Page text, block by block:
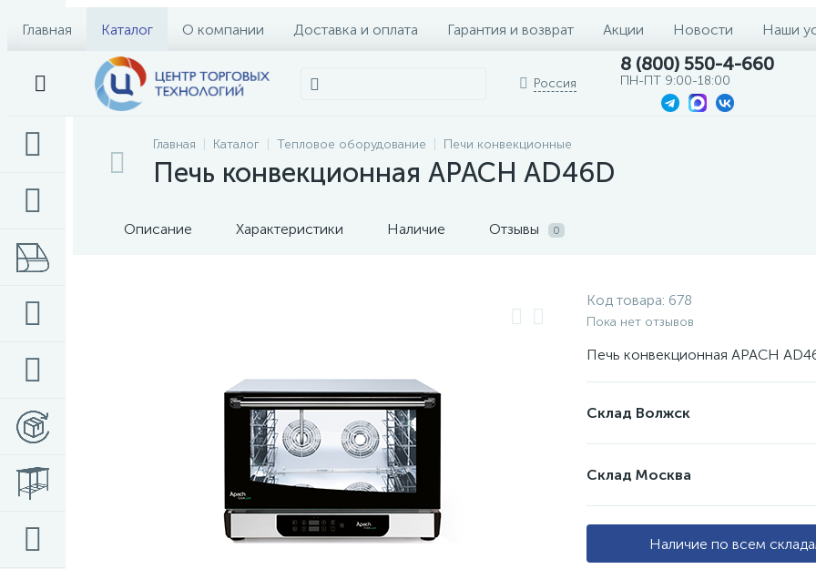
Главная Каталог О компании Доставка и оплата Гарантия и возврат Акции Новости Наши
Россия
8 (800) 550-4-660
ПН-ПТ 9:00-18:00
Главная Каталог Тепловое оборудование Печи конвекционные
Печь конвекционная APACH AD46D
Описание Характеристики Наличие Отзывы 0
Код товара: 678
Пока нет отзывов
Печь конвекционная APACH
Склад Волжск
Склад Москва
Наличие по всем